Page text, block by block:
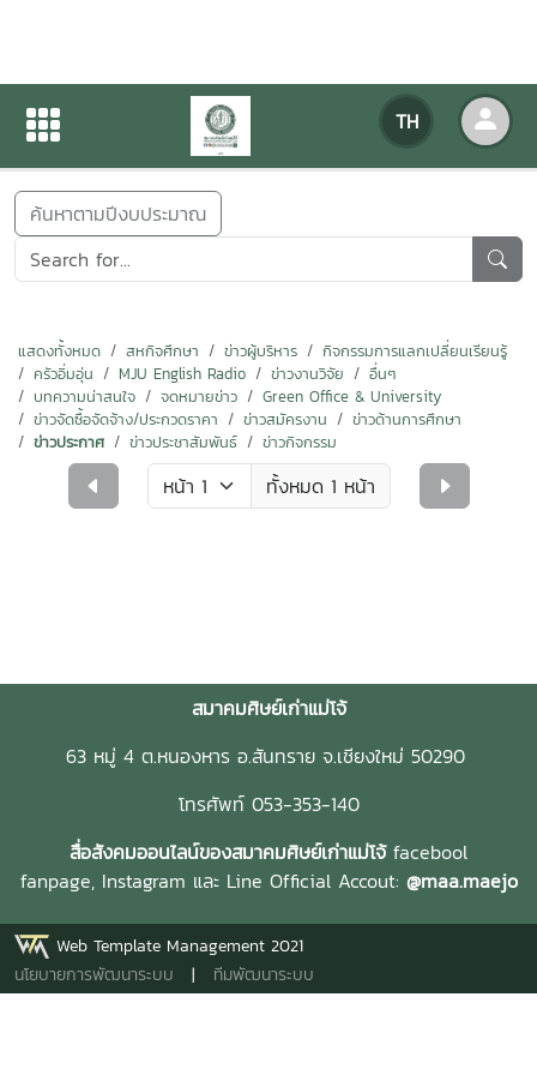
TH
ข่าวสารกิจกรรม
ข่าวสารกิจกรรม
ค้นหาตามปีงบประมาณ
แสดงทั้งหมด สหกิจศึกษา ข่าวผู้บริหาร
กิจกรรมการแลกเปลี่ยนเรียนรู้
ครัวอิ่มอุ่น
MJU English Radio ข่าวงานวิจัย
อื่นๆ
บทความน่าสนใจ
จดหมายข่าว
Green Office & University
ข่าวจัดซื้อจัดจ้าง/ประกวดราคา
ข่าวสมัครงาน
ข่าวด้านการศึกษา
ข่าวประกาศ
ข่าวประชาสัมพันธ์ ข่าวกิจกรรม
ทั้งหมด 1 หน้า
สมาคมศิษย์เก่าแม่โจ้
63 หมู่ 4 ต.หนองหาร อ.สันทราย จ.เชียงใหม่ 50290
โทรศัพท์ 053-353-140
สื่อสังคมออนไลน์ของสมาคมศิษย์เก่าแม่โจ้ facebool
fanpage,Instagram และ Line Official Accout: @maa.maejo
Web Template Management 2021
นโยบายการพัฒนาระบบ | ทีมพัฒนาระบบ